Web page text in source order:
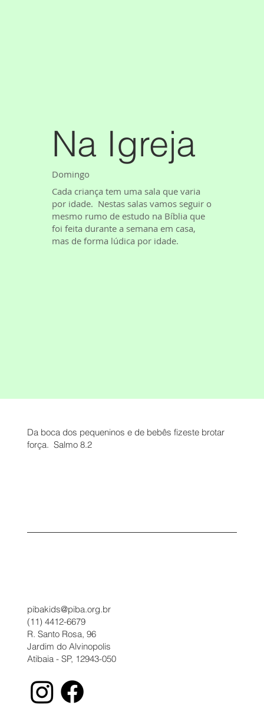
Domingo
Na Igreja
Cada criança tem uma sala que varia
por idade. Nestas salas vamos seguir o
mesmo rumo de estudo na Bíblia que
foi feita durante a semana em casa,
mas de forma lúdica por idade.
Da boca dos pequeninos e de bebês fizeste brotar
força. Salmo 8.2
pibakids@piba.org.br
(11) 4412-6679
R. Santo Rosa, 96
Jardim do Alvinopolis
Atibaia - SP, 12943-050